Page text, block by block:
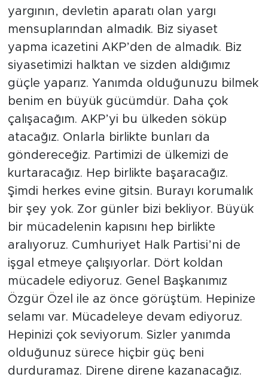
yargının, devletin aparatı olan yargı
mensuplarından almadık. Biz siyaset
yapma icazetini AKP’den de almadık. Biz
siyasetimizi halktan ve sizden aldığımız
güçle yaparız. Yanımda olduğunuzu bilmek
benim en büyük gücümdür. Daha çok
çalışacağım. AKP’yi bu ülkeden söküp
atacağız. Onlarla birlikte bunları da
göndereceğiz. Partimizi de ülkemizi de
kurtaracağız. Hep birlikte başaracağız.
Şimdi herkes evine gitsin. Burayı korumalık
bir şey yok. Zor günler bizi bekliyor. Büyük
bir mücadelenin kapısını hep birlikte
aralıyoruz. Cumhuriyet Halk Partisi’ni de
işgal etmeye çalışıyorlar. Dört koldan
mücadele ediyoruz. Genel Başkanımız
Özgür Özel ile az önce görüştüm. Hepinize
selamı var. Mücadeleye devam ediyoruz.
Hepinizi çok seviyorum. Sizler yanımda
olduğunuz sürece hiçbir güç beni
durduramaz. Direne direne kazanacağız.